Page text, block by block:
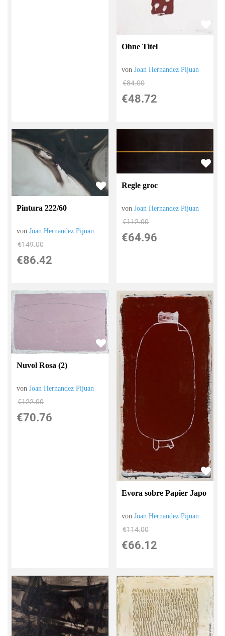
Ohne Titel
vonJoan Hernandez Pijuan
€84.00
€48.72
Pintura 222/60
vonJoan Hernandez Pijuan
€149.00
€86.42
Regle groc
vonJoan Hernandez Pijuan
€112.00
€64.96
Nuvol Rosa (2)
vonJoan Hernandez Pijuan
€122.00
€70.76
Evora sobre Papier Japo
vonJoan Hernandez Pijuan
€114.00
€66.12